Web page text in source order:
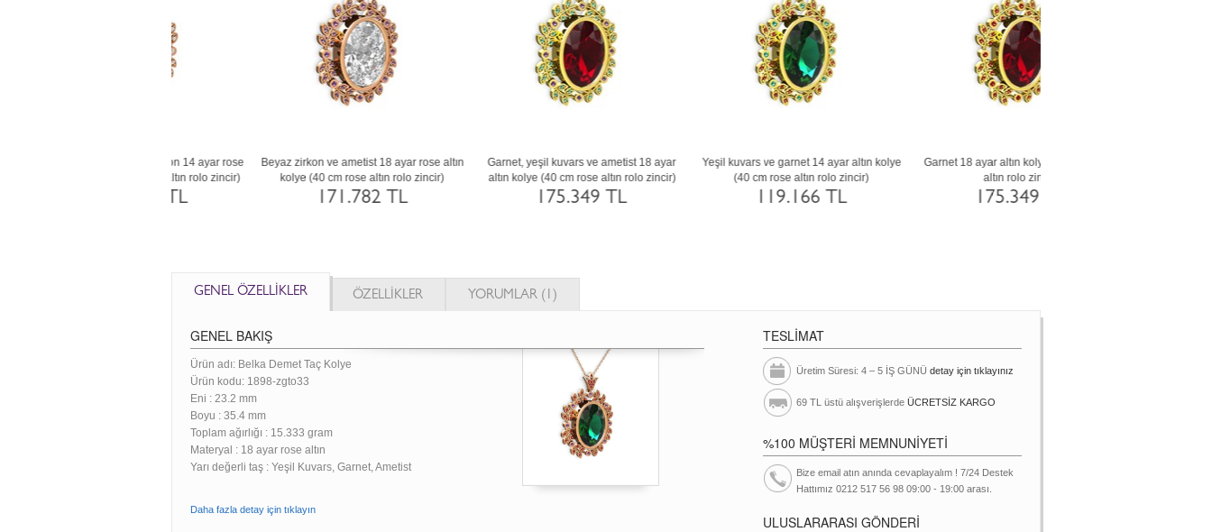
Garnet 18 ayar altın kolye (40 cm beyaz
altın rolo zincir)
175.349 TL
Beyaz zirkon, yeşil kuvars ve garnet 14
ayar altın kolye (40 cm rose altın rolo
Beyaz zirkon, yeşil kuvars ve ametist 18
ayar altın kolye (40 cm altın rolo zincir)
168.242 TL
Garnet, beyaz zirkon ve yeşil kuvars 18
ayar rose altın kolye (40 cm altın rolo
GENEL ÖZELLİKLER ÖZELLİKLER YORUMLAR (1)
GENEL BAKIŞ
Ürün adı: Belka Demet Taç Kolye
Ürün kodu: 1898-zgto33
Eni : 23.2 mm
Boyu : 35.4 mm
Toplam ağırlığı : 15.333 gram
Materyal : 18 ayar rose altın
Yarı değerli taş : Yeşil Kuvars, Garnet, Ametist
Daha fazla detay için tıklayın
TESLİMAT
Üretim Süresi: 4 – 5 İŞ GÜNÜ detay için tıklayınız
69 TL üstü alışverişlerde ÜCRETSİZ KARGO
%100 MÜŞTERİ MEMNUNİYETİ
Bize email atın anında cevaplayalım ! 7/24 Destek
Hattımız 0212 517 56 98 09:00 - 19:00 arası.
ULUSLARARASI GÖNDERİ